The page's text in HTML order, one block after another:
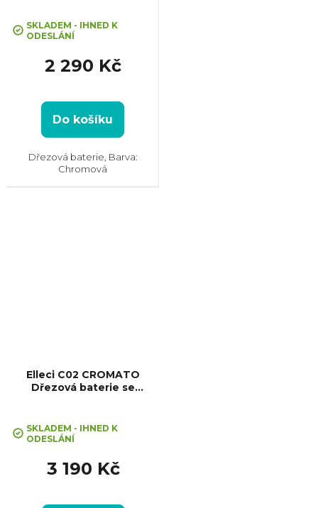
SKLADEM - IHNED K
ODESLÁNÍ
2 290 Kč
Do košíku
Dřezová baterie, Barva:
Chromová
Elleci C02 CROMATO
Dřezová baterie se
SKLADEM - IHNED K
ODESLÁNÍ
3 190 Kč